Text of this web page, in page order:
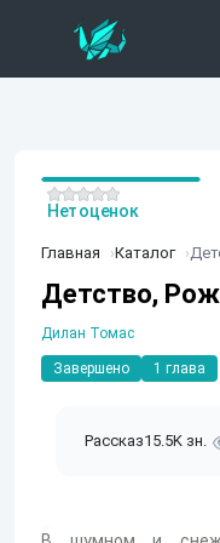
Главная Каталог
Детство,
Дилан Томас
Завершено 1 глава
Рассказ15.5K зн.
Нет оценок